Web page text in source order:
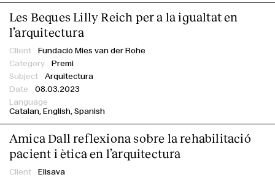
Les Beques Lilly Reich per a la igualtat en
l’arquitectura
Fundació Mies van der Rohe
Premi
Arquitectura
08.03.2023
Catalan English Spanish
Amica Dall reflexiona sobre la rehabilitació
pacient i ètica en l’arquitectura
Elisava